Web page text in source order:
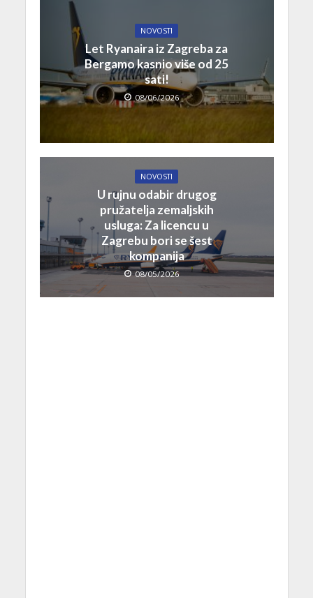
NOVOSTI
Let Ryanaira iz Zagreba za
Bergamo kasnio više od 25
sati!
08/06/2026
NOVOSTI
U rujnu odabir drugog
pružatelja zemaljskih
usluga: Za licencu u
Zagrebu bori se šest
kompanija
08/05/2026